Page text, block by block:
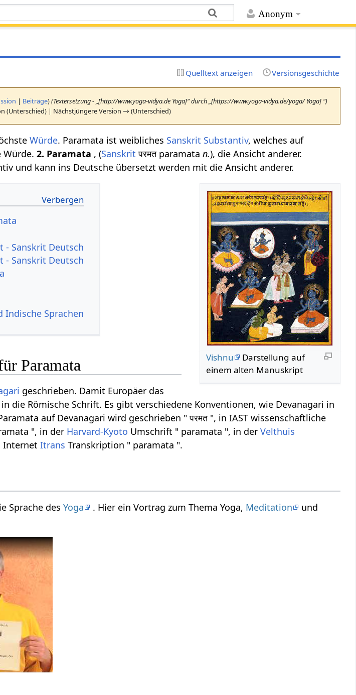
Anonym
Quelltext anzeigen Versionsgeschichte
| Beiträge)(Textersetzung - „[http://www.yoga-vidya.de Yoga]“ durch „[https://www.yoga-vidya.de/yoga/ Yoga] “)
(Unterschied) | Nächstjüngere Version → (Unterschied)
Würde. Paramata ist weibliches Sanskrit Substantiv, welches auf
Würde.2. Paramata , (Sanskrit परमत paramatan.), die Ansicht anderer.
und kann ins Deutsche übersetzt werden mit die Ansicht anderer.
Vishnu
Darstellung auf
einem alten Manuskript
- Sanskrit Deutsch
- Sanskrit Deutsch
Sprachen
Paramata
geschrieben. Damit Europäer das
die Römische Schrift. Es gibt verschiedene Konventionen, wie Devanagari in
auf Devanagari wird geschrieben " परमत ", in IAST wissenschaftliche
", in der Harvard-Kyoto Umschrift " paramata ", in derVelthuis
InternetItrans Transkription " paramata ".
Sprache desYoga . Hier ein Vortrag zum Thema Yoga, Meditation
und